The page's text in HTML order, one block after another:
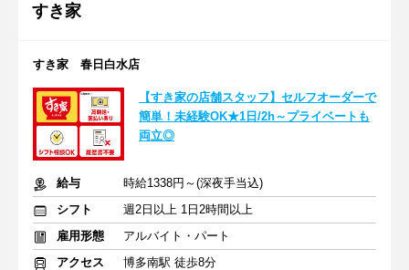
すき家
すき家 春日白水店
【すき家の店舗スタッフ】セルフオーダーで
簡単！未経験OK★1日/2h～プライベートも
両立◎
給与
時給1338円～(深夜手当込)
シフト
週2日以上 1日2時間以上
雇用形態
アルバイト・パート
アクセス
博多南駅 徒歩8分